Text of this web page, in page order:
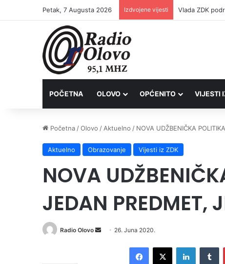
Petak, 7 Augusta 2026 Izdvojene vijesti
POČETNA OLOVO OPĆENITO VIJESTI
Početna /Olovo / Aktuelno / NOVA UDŽBENIČKA
Aktuelno Obrazovanje Vijesti iz ZDK
NOVA
JEDAN PREDMET,
Radio Olovo
Send 26. Juna 2020.
Facebook
X LinkedIn